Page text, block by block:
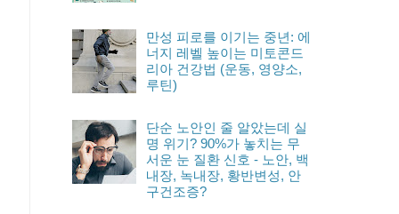
만성 피로를 이기는 중년: 에
너지 레벨 높이는 미토콘드
리아 건강법 (운동, 영양소,
루틴)
단순 노안인 줄 알았는데 실
명 위기? 90%가 놓치는 무
서운 눈 질환 신호 - 노안, 백
내장, 녹내장, 황반변성, 안
구건조증?